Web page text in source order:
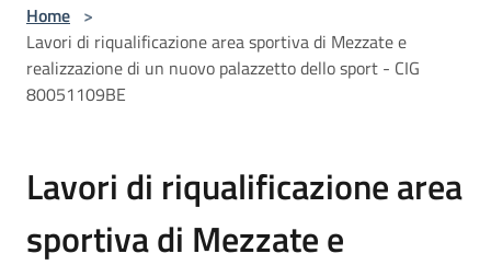
Home >
Lavori di riqualificazione area sportiva di Mezzate e
realizzazione di un nuovo palazzetto dello sport - CIG
80051109BE
Lavori di riqualificazione area
sportiva di Mezzate e